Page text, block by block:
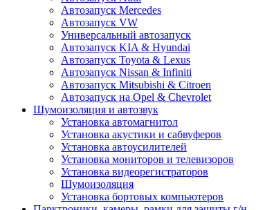
Автозапуск Mercedes
Автозапуск VW
Универсальный автозапуск
Автозапуск KIA & Hyundai
Автозапуск Toyota & Lexus
Автозапуск Nissan & Infiniti
Автозапуск Mitsubishi & Citroen
Автозапуск на Opel & Chevrolet
Шумоизоляция и автозвук
Установка автомагнитол
Установка акустики и сабвуферов
Установка автоусилителей
Установка мониторов и телевизоров
Установка видеорегистраторов
Шумоизоляция
Установка бортовых компьютеров